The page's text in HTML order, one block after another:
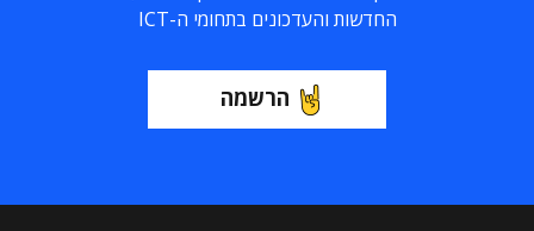
החדשות והעדכונים בתחומי ה-ICT
הרשמה